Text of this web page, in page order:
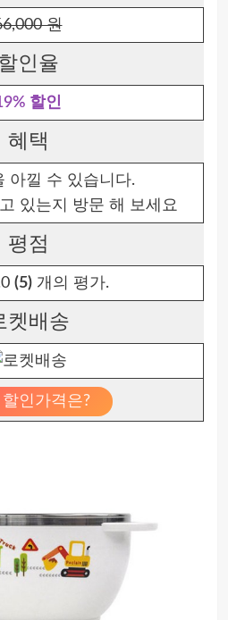
원
인율
할인
혜택
아낄 수 있습니다.
있는지 방문 해 보세요
평점
(5)개의 평가.
켓배송
인가격은?